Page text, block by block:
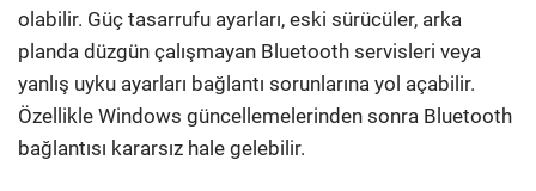
olabilir. Güç tasarrufu ayarları, eski sürücüler, arka
planda düzgün çalışmayan Bluetooth servisleri veya
yanlış uyku ayarları bağlantı sorunlarına yol açabilir.
Özellikle Windows güncellemelerinden sonra Bluetooth
bağlantısı kararsız hale gelebilir.